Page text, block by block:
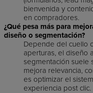
bienvenida y
en compradores.
¿Qué pesa más para
diseño o segmentación?
Depende del cuello
aperturas, el diseño
segmentación suele
mejora relevancia,
es optimizar el
experiencia post clic.